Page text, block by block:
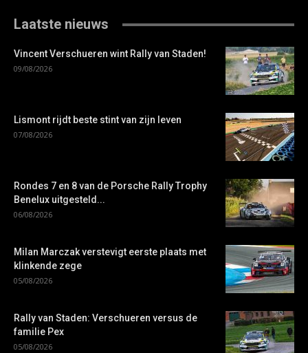
Laatste nieuws
Vincent Verschueren wint Rally van Staden!
09/08/2026
Lismont rijdt beste stint van zijn leven
07/08/2026
Rondes 7 en 8 van de Porsche Rally Trophy
Benelux uitgesteld...
06/08/2026
Milan Marczak verstevigt eerste plaats met
klinkende zege
05/08/2026
Rally van Staden: Verschueren versus de
familie Pex
05/08/2026